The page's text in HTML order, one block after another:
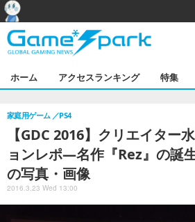
ホーム アクセスランキング 特集
【GDC 2016】クリエイター
ョンレポ―名作『Rez』の誕
の写真・画像
家庭用ゲーム PS4
2016.3.23 Wed 13:00